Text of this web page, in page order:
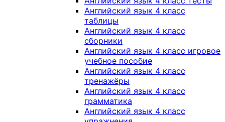
Английский язык 4 класс
таблицы
Английский язык 4 класс
сборники
Английский язык 4 класс игровое
учебное пособие
Английский язык 4 класс
тренажёры
Английский язык 4 класс
грамматика
Английский язык 4 класс